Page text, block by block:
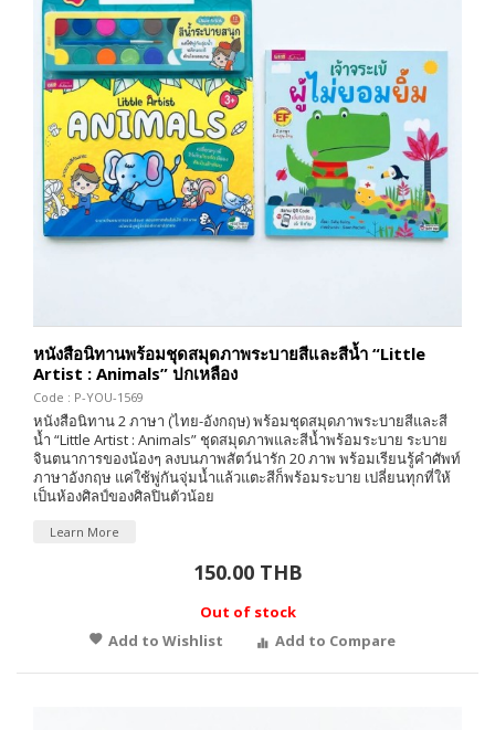
หนังสือนิทานพร้อมชุดสมุดภาพระบายสีและสีน้ำ “Little
Artist : Animals” ปกเหลือง
Code : P-YOU-1569
หนังสือนิทาน 2 ภาษา (ไทย-อังกฤษ) พร้อมชุดสมุดภาพระบายสีและสี
น้ำ “Little Artist : Animals” ชุดสมุดภาพและสีน้ำพร้อมระบาย ระบาย
จินตนาการของน้องๆ ลงบนภาพสัตว์น่ารัก 20 ภาพ พร้อมเรียนรู้คำศัพท์
ภาษาอังกฤษ แค่ใช้พู่กันจุ่มน้ำแล้วแตะสีก็พร้อมระบาย เปลี่ยนทุกที่ให้
เป็นห้องศิลป์ของศิลปินตัวน้อย
Learn More
150.00 THB
Out of stock
Add to Wishlist
Add to Compare